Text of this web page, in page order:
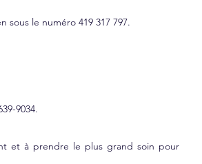
le numéro 419 317 797.
9034.
et à prendre le plus grand soin pour